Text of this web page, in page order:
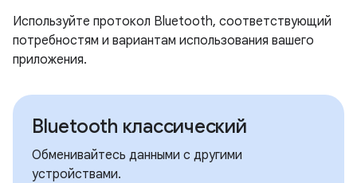
Используйте протокол Bluetooth, соответствующий
потребностям и вариантам использования вашего
приложения.
Bluetooth классический
Обменивайтесь данными с другими
устройствами.